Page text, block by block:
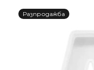
Разпродажба